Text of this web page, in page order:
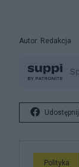
Autor: Redakcja
Udostępnij
Polityka